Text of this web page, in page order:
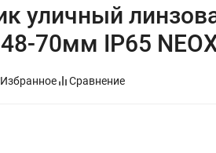
уличный
70мм IP65
Избранное Сравнение